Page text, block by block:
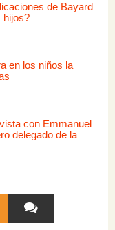
de Bayard
hijos?
en los niños la
con Emmanuel
delegado de la